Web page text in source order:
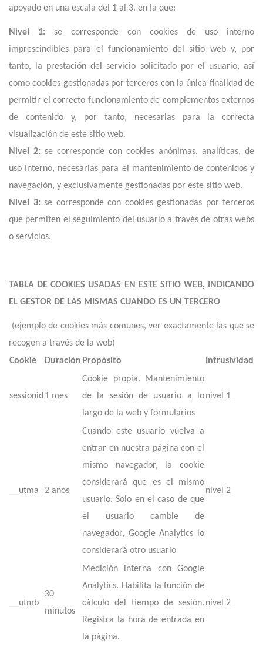
apoyado en una escala del 1 al 3, en la que:
Nivel 1: se corresponde con cookies de uso interno
imprescindibles para el funcionamiento del sitio web y, por
tanto, la prestación del servicio solicitado por el usuario, así
como cookies gestionadas por terceros con la única finalidad de
permitir el correcto funcionamiento de complementos externos
de contenido y, por tanto, necesarias para la correcta
visualización de este sitio web.
Nivel 2: se corresponde con cookies anónimas, analíticas, de
uso interno, necesarias para el mantenimiento de contenidos y
navegación, y exclusivamente gestionadas por este sitio web.
Nivel 3:se corresponde con cookies gestionadas por terceros
que permiten el seguimiento del usuario a través de otras webs
o servicios.
TABLA DE COOKIES USADAS EN ESTE SITIO WEB, INDICANDO
EL GESTOR DE LAS MISMAS CUANDO ES UN TERCERO
(ejemplo de cookies más comunes, ver exactamente las que se
recogen a través de la web)
Cookie
Duración Propósito Intrusividad
sessionid 1 mes
Cookie propia. Mantenimiento
de la sesión de usuario a lo
largo de la web y formularios
nivel 1
__utma 2 años
Cuando este usuario vuelva a
entrar en nuestra página con el
mismo navegador, la cookie
considerará que es el mismo
usuario. Solo en el caso de que
el usuario cambie de
navegador, Google Analytics lo
considerará otro usuario
nivel 2
__utmb
30
minutos
Medición interna con Google
Analytics. Habilita la función de
cálculo del tiempo de sesión.
Registra la hora de entrada en
la página.
nivel 2